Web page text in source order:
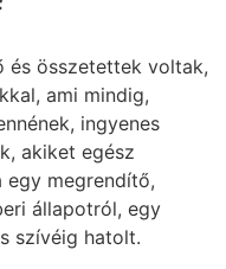
és összetettek voltak,
ami mindig,
ingyenes
akiket egész
egy megrendítő,
állapotról, egy
szívéig hatolt.